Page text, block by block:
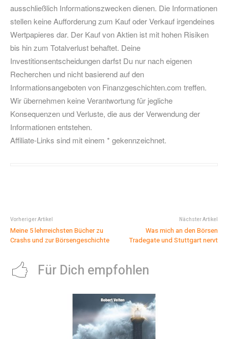
ausschließlich Informationszwecken dienen. Die Informationen
stellen keine Aufforderung zum Kauf oder Verkauf irgendeines
Wertpapieres dar. Der Kauf von Aktien ist mit hohen Risiken
bis hin zum Totalverlust behaftet. Deine
Investitionsentscheidungen darfst Du nur nach eigenen
Recherchen und nicht basierend auf den
Informationsangeboten von Finanzgeschichten.com treffen.
Wir übernehmen keine Verantwortung für jegliche
Konsequenzen und Verluste, die aus der Verwendung der
Informationen entstehen.
Affiliate-Links sind mit einem * gekennzeichnet.
Vorheriger Artikel
Meine 5 lehrreichsten Bücher zu
Crashs und zur Börsengeschichte
Nächster Artikel
Was mich an den Börsen
Tradegate und Stuttgart nervt
Für Dich empfohlen